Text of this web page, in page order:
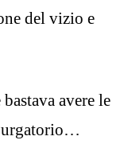
del vizio e
avere le